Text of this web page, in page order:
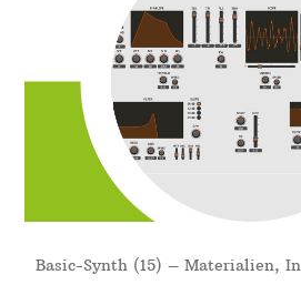
Basic-Synth (15) – Materialien,